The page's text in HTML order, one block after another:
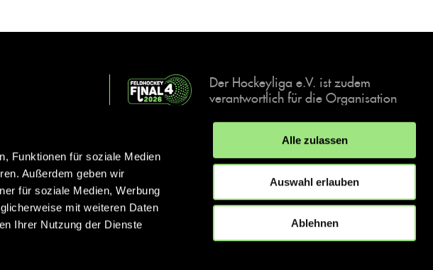
Funktionen für soziale Medien
Außerdem geben wir
für soziale Medien, Werbung
mit weiteren Daten
Ihrer Nutzung der Dienste
Alle zulassen
Auswahl erlauben
Ablehnen
Der Hockeyliga e.V. ist zudem
verantwortlich für die Organisation
Events, der deutschen Hockey-
Meisterschaften.
IMPRESSUM DATENSCHUTZERKLÄRUNG
© 2026 hockey.de